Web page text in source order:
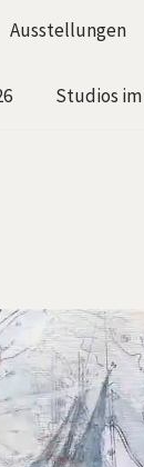
Ausstellungen
Studios